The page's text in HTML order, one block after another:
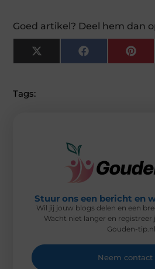
Goed artikel? Deel hem dan
X
(
F
A
P
I
Tags:
Stuur ons een bericht en
Wil jij jouw blogs delen en een
Wacht niet langer en registreer
Gouden-tip.nl
Neem contact